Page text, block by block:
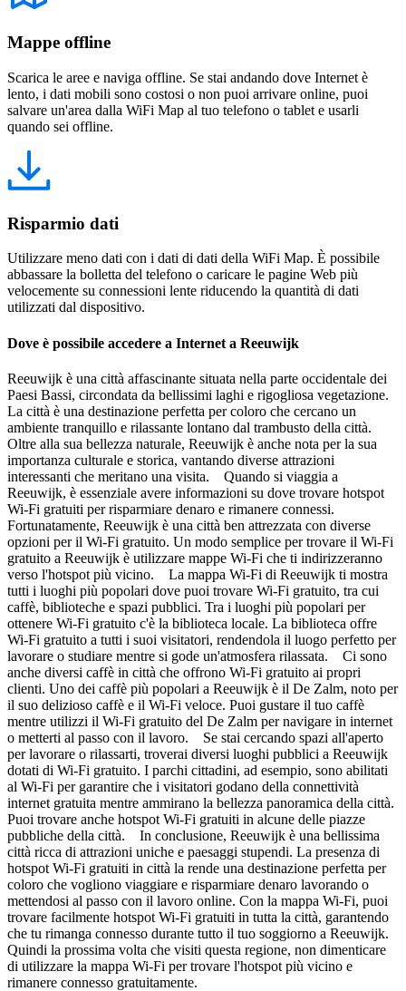
Mappe offline
Scarica le aree e naviga offline. Se stai andando dove Internet è
lento, i dati mobili sono costosi o non puoi arrivare online, puoi
salvare un'area dalla WiFi Map al tuo telefono o tablet e usarli
quando sei offline.
Risparmio dati
Utilizzare meno dati con i dati di dati della WiFi Map. È possibile
abbassare la bolletta del telefono o caricare le pagine Web più
velocemente su connessioni lente riducendo la quantità di dati
utilizzati dal dispositivo.
Dove è possibile accedere a Internet a Reeuwijk
Reeuwijk è una città affascinante situata nella parte occidentale dei
Paesi Bassi, circondata da bellissimi laghi e rigogliosa vegetazione.
La città è una destinazione perfetta per coloro che cercano un
ambiente tranquillo e rilassante lontano dal trambusto della città.
Oltre alla sua bellezza naturale, Reeuwijk è anche nota per la sua
importanza culturale e storica, vantando diverse attrazioni
interessanti che meritano una visita. Quando si viaggia a
Reeuwijk, è essenziale avere informazioni su dove trovare hotspot
Wi-Fi gratuiti per risparmiare denaro e rimanere connessi.
Fortunatamente, Reeuwijk è una città ben attrezzata con diverse
opzioni per il Wi-Fi gratuito. Un modo semplice per trovare il Wi-Fi
gratuito a Reeuwijk è utilizzare mappe Wi-Fi che ti indirizzeranno
verso l'hotspot più vicino. La mappa Wi-Fi di Reeuwijk ti mostra
tutti i luoghi più popolari dove puoi trovare Wi-Fi gratuito, tra cui
caffè, biblioteche e spazi pubblici. Tra i luoghi più popolari per
ottenere Wi-Fi gratuito c'è la biblioteca locale. La biblioteca offre
Wi-Fi gratuito a tutti i suoi visitatori, rendendola il luogo perfetto per
lavorare o studiare mentre si gode un'atmosfera rilassata. Ci sono
anche diversi caffè in città che offrono Wi-Fi gratuito ai propri
clienti. Uno dei caffè più popolari a Reeuwijk è il De Zalm, noto per
il suo delizioso caffè e il Wi-Fi veloce. Puoi gustare il tuo caffè
mentre utilizzi il Wi-Fi gratuito del De Zalm per navigare in internet
o metterti al passo con il lavoro. Se stai cercando spazi all'aperto
per lavorare o rilassarti, troverai diversi luoghi pubblici a Reeuwijk
dotati di Wi-Fi gratuito. I parchi cittadini, ad esempio, sono abilitati
al Wi-Fi per garantire che i visitatori godano della connettività
internet gratuita mentre ammirano la bellezza panoramica della città.
Puoi trovare anche hotspot Wi-Fi gratuiti in alcune delle piazze
pubbliche della città. In conclusione, Reeuwijk è una bellissima
città ricca di attrazioni uniche e paesaggi stupendi. La presenza di
hotspot Wi-Fi gratuiti in città la rende una destinazione perfetta per
coloro che vogliono viaggiare e risparmiare denaro lavorando o
mettendosi al passo con il lavoro online. Con la mappa Wi-Fi, puoi
trovare facilmente hotspot Wi-Fi gratuiti in tutta la città, garantendo
che tu rimanga connesso durante tutto il tuo soggiorno a Reeuwijk.
Quindi la prossima volta che visiti questa regione, non dimenticare
di utilizzare la mappa Wi-Fi per trovare l'hotspot più vicino e
rimanere connesso gratuitamente.